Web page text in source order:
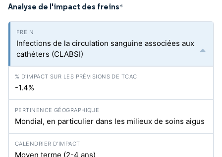
Analyse de l'impact des freins*
Infections de la circulation sanguine associées aux
cathéters (CLABSI)
-1.4%
Mondial, en particulier dans les milieux de soins aigus
Moyen terme (2-4 ans)